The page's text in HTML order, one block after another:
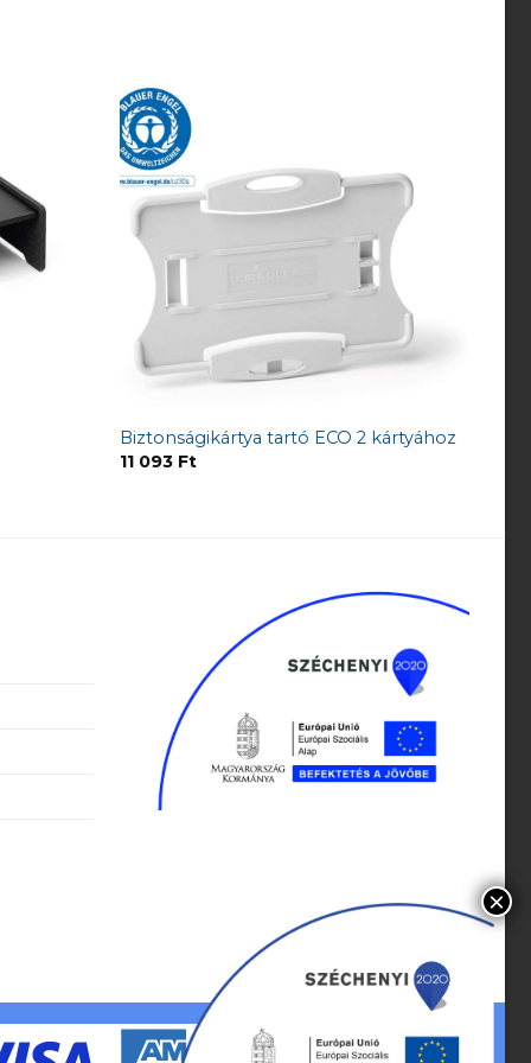
Biztonságikártya tartó ECO 2 kártyához
11 093 Ft